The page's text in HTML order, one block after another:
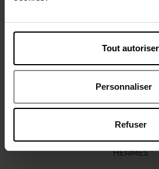
Tout autoriser
Personnaliser
Refuser
Avis client
Vous aimerez
HERMES